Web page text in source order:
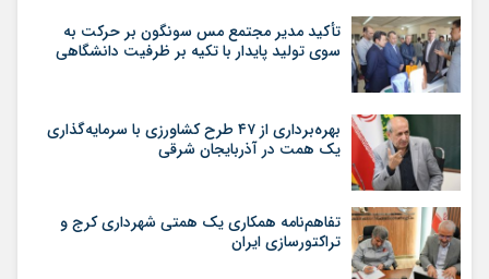
تأکید مدیر مجتمع مس سونگون بر حرکت به
سوی تولید پایدار با تکیه بر ظرفیت دانشگاهی
بهره‌برداری از ۴۷ طرح کشاورزی با سرمایه‌گذاری
یک همت در آذربایجان شرقی
تفاهم‌نامه همکاری یک همتی شهرداری کرج و
تراکتورسازی ایران